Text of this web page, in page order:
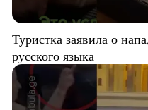
Туристка заявила о
русского языка